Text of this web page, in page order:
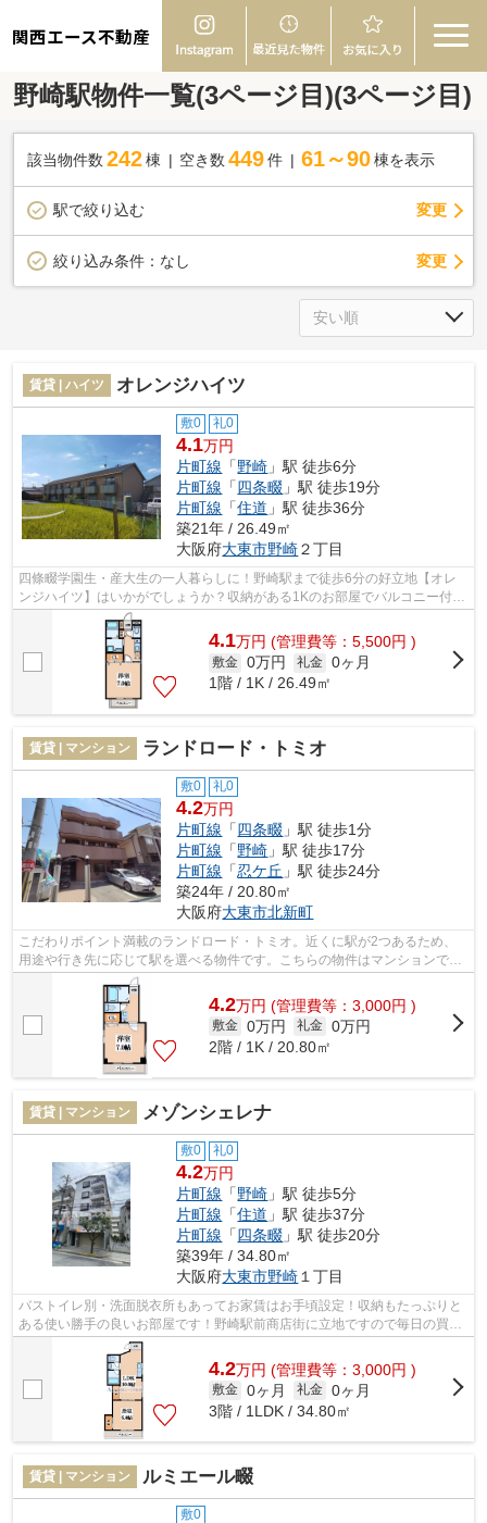
関西エース不動産
野崎駅物件一覧(3ページ目)(3ページ目)
該当物件数 242棟 空き数 449 件 61～90 棟を表示
駅で絞り込む 変更
絞り込み条件： なし 変更
賃貸 | ハイツ オレンジハイツ
敷0 礼0
4.1万円
片町線 「野崎 」駅 徒歩6分
片町線 「四条畷 」駅 徒歩19分
片町線 「住道 」駅 徒歩36分
築21年 / 26.49㎡
大阪府大東市野崎２丁目
四條畷学園生・産大生の一人暮らしに！野崎駅まで徒歩6分の好立地【オレ
ンジハイツ】はいかがでしょうか？収納がある1Kのお部屋でバルコニー付
き！室内洗濯機置き場がございますので、...
4.1万円 (管理費等：5,500円 )
敷金 0万円 礼金 0ヶ月
1階 / 1K / 26.49㎡
賃貸 | マンション ランドロード・トミオ
敷0 礼0
4.2万円
片町線 「四条畷 」駅 徒歩1分
片町線 「野崎 」駅 徒歩17分
片町線 「忍ケ丘 」駅 徒歩24分
築24年 / 20.80㎡
大阪府大東市北新町
こだわりポイント満載のランドロード・トミオ。近くに駅が2つあるため、
用途や行き先に応じて駅を選べる物件です。こちらの物件はマンションで
す。この物件は駅から徒歩1分の物件です...
4.2万円 (管理費等：3,000円 )
敷金 0万円 礼金 0万円
2階 / 1K / 20.80㎡
賃貸 | マンション メゾンシェレナ
敷0 礼0
4.2万円
片町線 「野崎 」駅 徒歩5分
片町線 「住道 」駅 徒歩37分
片町線 「四条畷 」駅 徒歩20分
築39年 / 34.80㎡
大阪府大東市野崎 １丁目
バストイレ別・洗面脱衣所もあってお家賃はお手頃設定！収納もたっぷりと
ある使い勝手の良いお部屋です！野崎駅前商店街に立地ですので毎日の買物
も楽々！駅も徒歩５分と大変近く、通...
4.2万円 (管理費等：3,000円 )
敷金 0ヶ月 礼金 0ヶ月
3階 / 1LDK / 34.80㎡
賃貸 | マンション ルミエール畷
敷0